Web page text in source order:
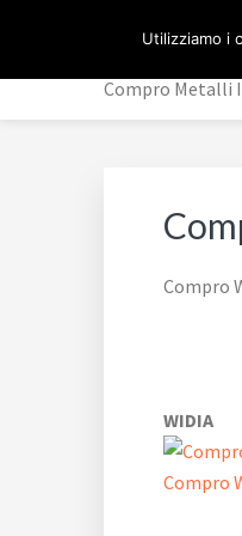
navigazione
contenuto
piè
Compro Metalli
Compro
WIDIA
Utilizziamo i